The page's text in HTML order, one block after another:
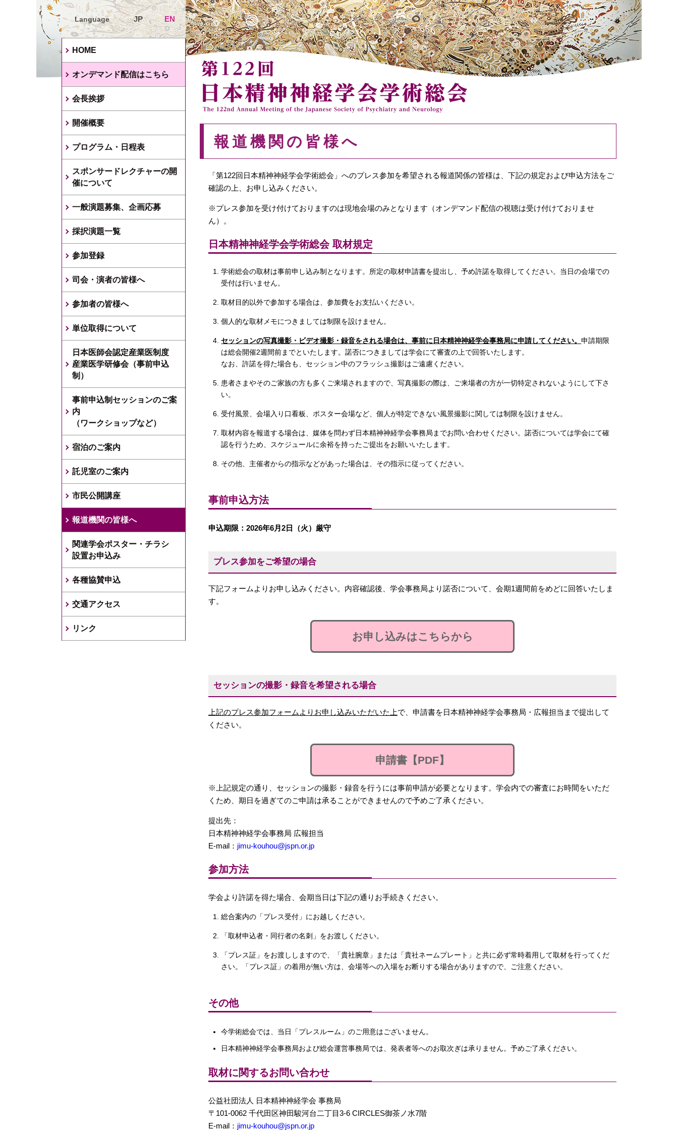
Language JP EN
HOME
オンデマンド配信はこちら
会長挨拶
開催概要
プログラム・日程表
スポンサードレクチャーの開
催について
一般演題募集、企画応募
採択演題一覧
参加登録
司会・演者の皆様へ
参加者の皆様へ
単位取得について
日本医師会認定産業医制度
産業医学研修会（事前申込
制）
事前申込制セッションのご案
内
（ワークショップなど）
宿泊のご案内
託児室のご案内
市民公開講座
報道機関の皆様へ
関連学会ポスター・チラシ
設置お申込み
各種協賛申込
交通アクセス
リンク
報道機関の皆様へ
「第122回日本精神神経学会学術総会」へのプレス参加を希望される報道関係の皆様は、下記の規定および申込方法をご
確認の上、お申し込みください。
※プレス参加を受け付けておりますのは現地会場のみとなります（オンデマンド配信の視聴は受け付けておりませ
ん）。
日本精神神経学会学術総会 取材規定
学術総会の取材は事前申し込み制となります。所定の取材申請書を提出し、予め許諾を取得してください。当日の会場での
受付は行いません。
取材目的以外で参加する場合は、参加費をお支払いください。
個人的な取材メモにつきましては制限を設けません。
セッションの写真撮影・ビデオ撮影・録音をされる場合は、事前に日本精神神経学会事務局に申請してください。申請期限
は総会開催2週間前までといたします。諾否につきましては学会にて審査の上で回答いたします。
なお、許諾を得た場合も、セッション中のフラッシュ撮影はご遠慮ください。
患者さまやそのご家族の方も多くご来場されますので、写真撮影の際は、ご来場者の方が一切特定されないようにして下さ
い。
受付風景、会場入り口看板、ポスター会場など、個人が特定できない風景撮影に関しては制限を設けません。
取材内容を報道する場合は、媒体を問わず日本精神神経学会事務局までお問い合わせください。諾否については学会にて確
認を行うため、スケジュールに余裕を持ったご提出をお願いいたします。
その他、主催者からの指示などがあった場合は、その指示に従ってください。
事前申込方法
申込期限：2026年6月2日（火）厳守
プレス参加をご希望の場合
下記フォームよりお申し込みください。内容確認後、学会事務局より諾否について、会期1週間前をめどに回答いたしま
す。
お申し込みはこちらから
セッションの撮影・録音を希望される場合
上記のプレス参加フォームよりお申し込みいただいた上で、申請書を日本精神神経学会事務局・広報担当まで提出して
ください。
申請書【PDF】
※上記規定の通り、セッションの撮影・録音を行うには事前申請が必要となります。学会内での審査にお時間をいただ
くため、期日を過ぎてのご申請は承ることができませんので予めご了承ください。
提出先：
日本精神神経学会事務局 広報担当
E-mail： jimu-kouhou@jspn.or.jp
参加方法
学会より許諾を得た場合、会期当日は下記の通りお手続きください。
総合案内の「プレス受付」にお越しください。
「取材申込者・同行者の名刺」をお渡しください。
「プレス証」をお渡ししますので、「貴社腕章」または「貴社ネームプレート」と共に必ず常時着用して取材を行ってくだ
さい。「プレス証」の着用が無い方は、会場等への入場をお断りする場合がありますので、ご注意ください。
その他
今学術総会では、当日「プレスルーム」のご用意はございません。
日本精神神経学会事務局および総会運営事務局では、発表者等へのお取次ぎは承りません。予めご了承ください。
取材に関するお問い合わせ
公益社団法人 日本精神神経学会 事務局
〒101-0062 千代田区神田駿河台二丁目3-6 CIRCLES御茶ノ水7階
E-mail： jimu-kouhou@jspn.or.jp